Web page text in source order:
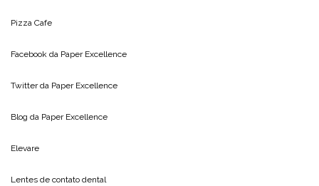
Pizza Cafe
Facebook da Paper Excellence
Twitter da Paper Excellence
Blog da Paper Excellence
Elevare
Lentes de contato dental